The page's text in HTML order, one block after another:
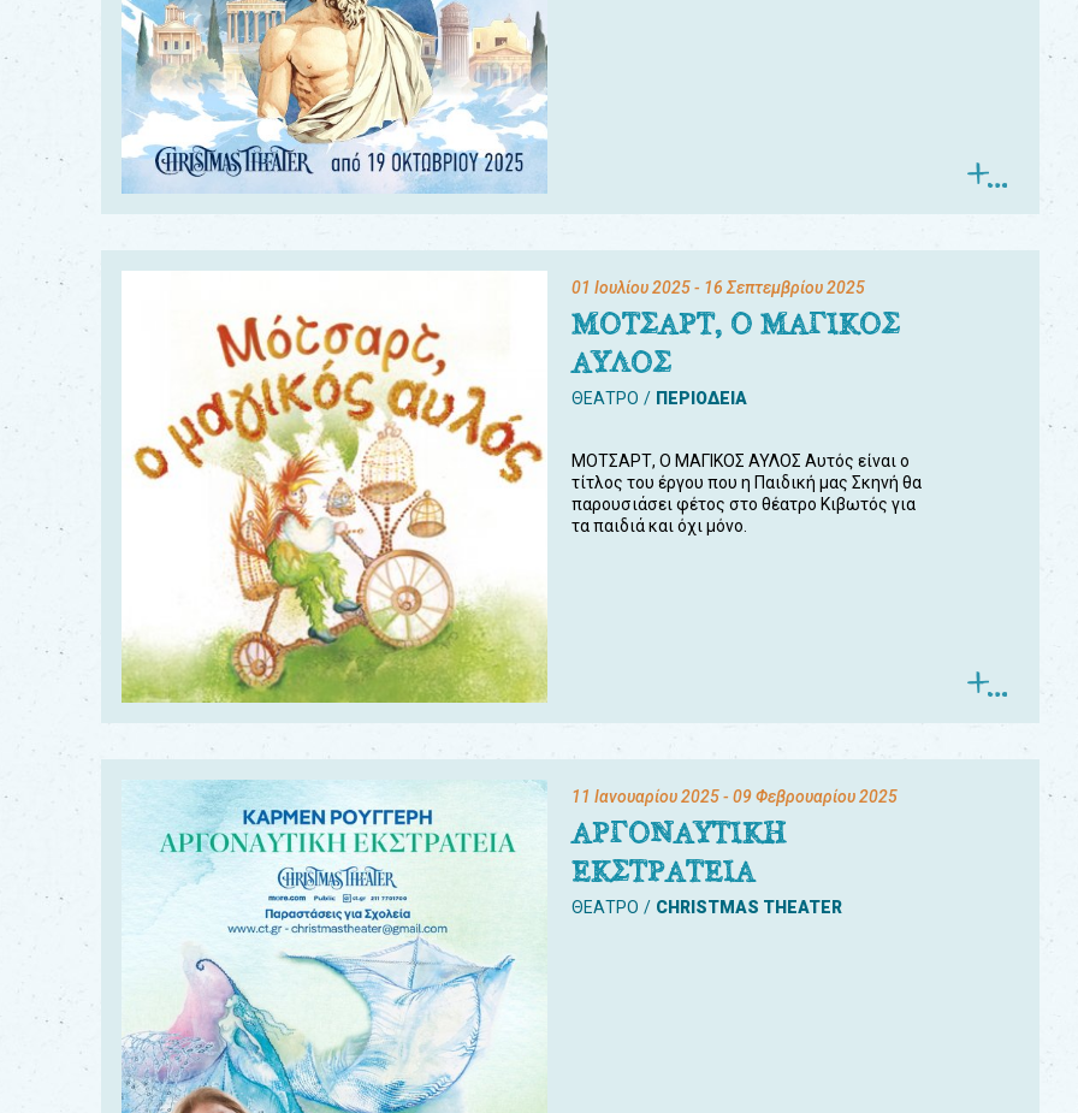
01 Ιουλίου 2025- 16 Σεπτεμβρίου 2025
ΜΟΤΣΑΡΤ, Ο ΜΑΓΙΚΟΣ
ΑΥΛΟΣ
ΘΕΑΤΡΟ ΠΕΡΙΟΔΕΙΑ
ΜΟΤΣΑΡΤ, Ο ΜΑΓΙΚΟΣ ΑΥΛΟΣ Αυτός είναι ο
τίτλος του έργου που η Παιδική μας Σκηνή θα
παρουσιάσει φέτος στο θέατρο Κιβωτός για
τα παιδιά και όχι μόνο.
11 Ιανουαρίου 2025- 09 Φεβρουαρίου 2025
ΑΡΓΟΝΑΥΤΙΚΗ
ΕΚΣΤΡΑΤΕΙΑ
ΘΕΑΤΡΟ CHRISTMAS THEATER